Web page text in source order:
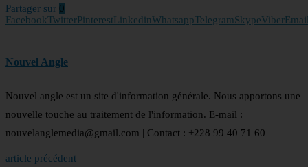
Partager sur 0
FacebookTwitterPinterestLinkedinWhatsappTelegramSkypeViber
Nouvel Angle
Nouvel angle est un site d'information générale. Nous apportons une
nouvelle touche au traitement de l'information. E-mail :
nouvelanglemedia@gmail.com | Contact : +228 99 40 71 60
article précédent